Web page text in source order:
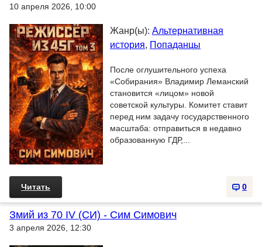
10 апреля 2026, 10:00
Жанр(ы): Альтернативная
история, Попаданцы
После оглушительного успеха
«Собирания» Владимир Леманский
становится «лицом» новой
советской культуры. Комитет ставит
перед ним задачу государственного
масштаба: отправиться в недавно
образованную ГДР,...
0
Читать
Змий из 70 IV (СИ) - Сим Симович
3 апреля 2026, 12:30